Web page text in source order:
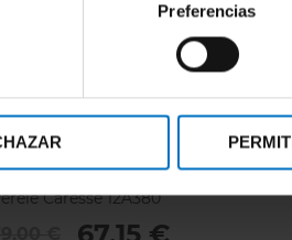
Preferencias
PERELE
Caresse 12A380